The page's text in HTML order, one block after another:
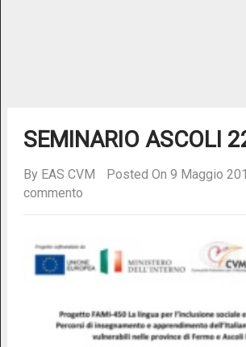
SEMINARIO ASCOLI
By EAS CVM Posted On 9 Maggio
commento